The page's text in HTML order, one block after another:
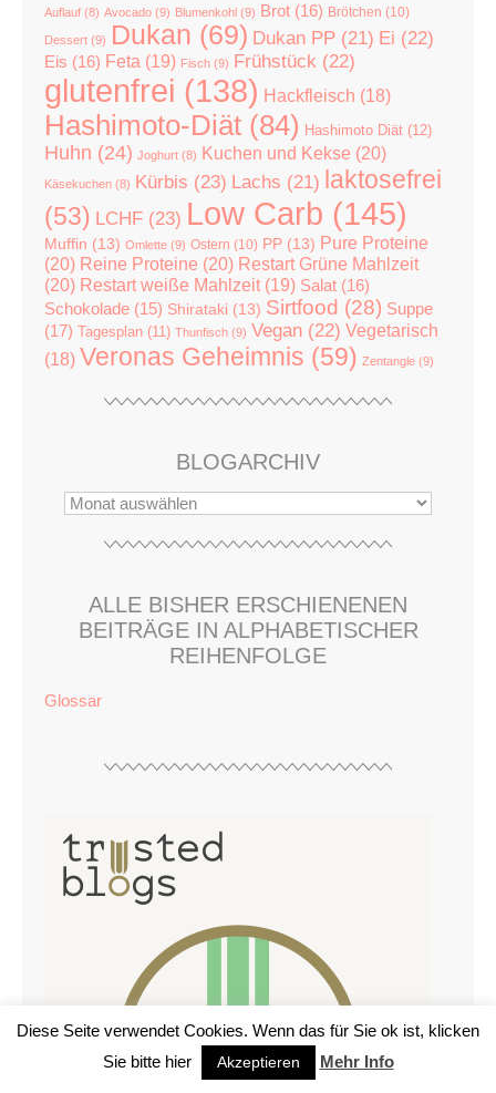
Auflauf (8) Avocado (9) Blumenkohl (9) Brot (16) Brötchen (10)
Dessert (9) Dukan (69) Dukan PP (21) Ei (22)
Eis (16) Feta (19) Fisch (9) Frühstück (22)
glutenfrei (138) Hackfleisch (18)
Hashimoto-Diät (84) Hashimoto Diät (12)
Huhn (24) Joghurt (8) Kuchen und Kekse (20)
Käsekuchen (8) Kürbis (23) Lachs (21) laktosefrei
(53) LCHF (23) Low Carb (145)
Muffin (13) Omlette (9) Ostern (10) PP (13) Pure Proteine
(20) Reine Proteine (20) Restart Grüne Mahlzeit
(20) Restart weiße Mahlzeit (19) Salat (16)
Schokolade (15) Shirataki (13) Sirtfood (28) Suppe
(17)
Tagesplan (11) Thunfisch (9) Vegan (22) Vegetarisch
(18) Veronas Geheimnis (59) Zentangle (9)
BLOGARCHIV
ALLE BISHER ERSCHIENENEN
BEITRÄGE IN ALPHABETISCHER
REIHENFOLGE
Glossar
Diese Seite verwendet Cookies. Wenn das für Sie ok ist, klicken
Sie bitte hier
Akzeptieren Mehr Info